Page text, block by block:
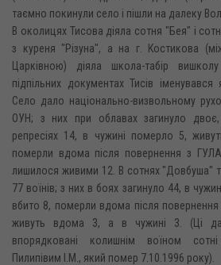
таємно покинули село і пішли на далеку
В околицях Тисова діяла сотня "Бея" і
з куреня "Різуна", а на г. Костикова
Царківною) діяла школа-табір
підпільних документах Тисів іменувався
Село дало національно-визвольному
ОУН; з них при облавах загинуло
репресіях 14, в чужині померло 5,
померли вдома після повернення з
лишилося живими 12. В сотнях "Довбуша"
77 воїнів; з них в боях загинуло 44, в
вбито 8, померли вдома після повернення
живуть вдома 3, а в чужині 3. (Ці
впорядковані колишнім воїном
Пилипівим І.М., який помер 7.10.1996 року).